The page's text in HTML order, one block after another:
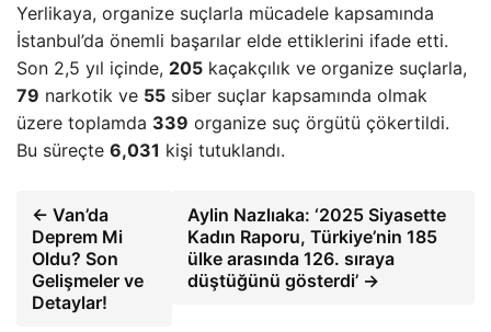
Yerlikaya, organize suçlarla mücadele kapsamında
İstanbul’da önemli başarılar elde ettiklerini ifade etti.
Son 2,5 yıl içinde, 205 kaçakçılık ve organize suçlarla,
79 narkotik ve 55 siber suçlar kapsamında olmak
üzere toplamda 339 organize suç örgütü çökertildi.
Bu süreçte 6,031 kişi tutuklandı.
← Van’da
Deprem Mi
Oldu? Son
Gelişmeler ve
Detaylar!
Aylin Nazlıaka: ‘2025 Siyasette
Kadın Raporu, Türkiye’nin 185
ülke arasında 126. sıraya
düştüğünü gösterdi’ →